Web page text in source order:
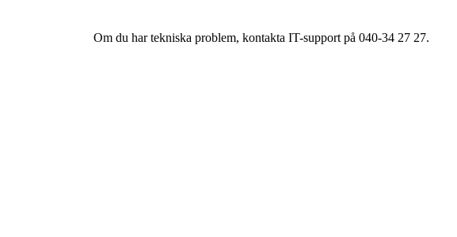
Om du har tekniska problem, kontakta IT-support på 040-34 27 27.